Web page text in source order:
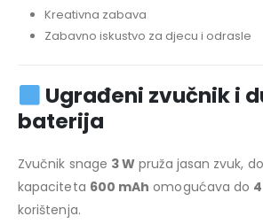
Kreativna zabava
Zabavno iskustvo za djecu i odrasle
Ugrađeni zvučnik i
baterija
Zvučnik snage 3 W pruža jasan zvuk,
kapaciteta 600 mAh omogućava do
korištenja.